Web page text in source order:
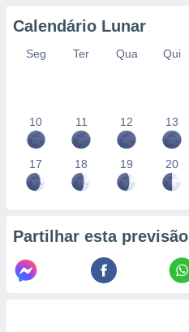
Calendário Lunar
Seg Ter Qua Qui
10 11 12 13
17 18 19 20
Partilhar esta previsão